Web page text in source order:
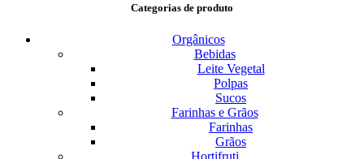
Categorias de produto
Orgânicos
Bebidas
Leite Vegetal
Polpas
Sucos
Farinhas e Grãos
Farinhas
Grãos
Hortifruti